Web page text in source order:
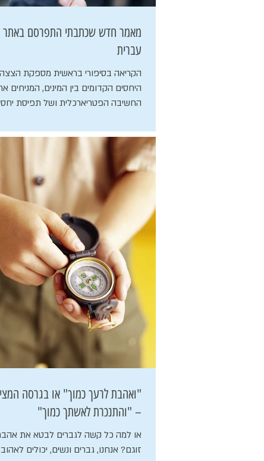
מאמר חדש שכתבתי התפרסם באתר -
עברית
הקריאה בסיפורי בראשית מספקת
היחסים הקדומים בין המינים, המניחים
החשיבה הפטריארכלית ושל תפיסת יחסי
"ואהבת לרעך כמוך" או
– "והתנכרת לאשתך כמוך"
או למה כל קשה לגברים לבטא את
זוגם? אנחנו, גברים ונשים, יכולים